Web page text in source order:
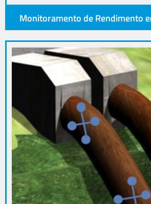
Monitoramento de Rendimento